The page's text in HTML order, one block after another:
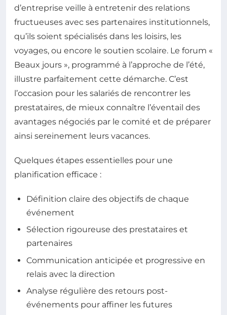
d’entreprise veille à entretenir des relations
fructueuses avec ses partenaires institutionnels,
qu’ils soient spécialisés dans les loisirs, les
voyages, ou encore le soutien scolaire. Le forum «
Beaux jours », programmé à l’approche de l’été,
illustre parfaitement cette démarche. C’est
l’occasion pour les salariés de rencontrer les
prestataires, de mieux connaître l’éventail des
avantages négociés par le comité et de préparer
ainsi sereinement leurs vacances.
Quelques étapes essentielles pour une
planification efficace :
Définition claire des objectifs de chaque
événement
Sélection rigoureuse des prestataires et
partenaires
Communication anticipée et progressive en
relais avec la direction
Analyse régulière des retours post-
événements pour affiner les futures